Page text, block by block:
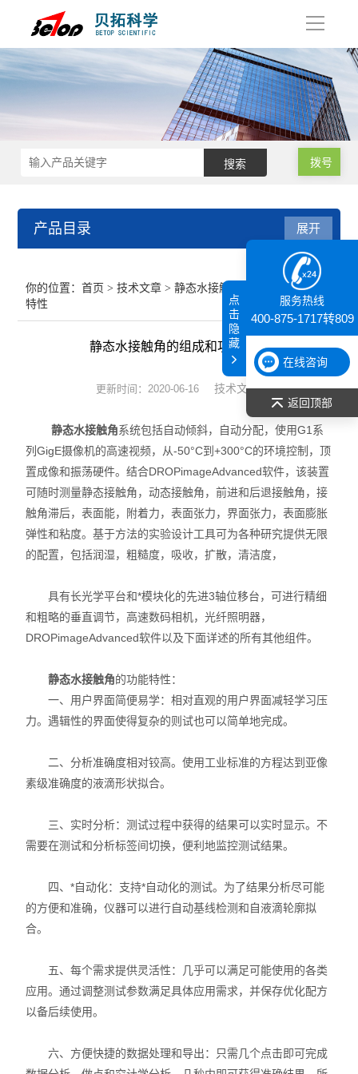
导
拨号
产品目录
纳米粒度仪
表面张力仪
光谱部件及外设
差示/热重/差热/热分析
红外光谱（IR、傅立叶）
激光粒度仪、纳米粒度仪
荧光分光光度计（分子荧光
X射线衍射仪（XRD）
激光光散射仪
电化学工作站
分析仪器-光谱
等离子清洗机
光学显微镜
展开
你的位置：首页 >技术文章 > 静态水接触角的组成和功能
特性
静态水接触角的组成和功能特性
更新时间：2020-06-16 技术文章
静态水接触角系统包括自动倾斜，自动分配，使用G1系
列GigE摄像机的高速视频，从-50°C到+300°C的环境控制，顶
置成像和振荡硬件。结合DROPimageAdvanced软件，该装置
可随时测量静态接触角，动态接触角，前进和后退接触角，接
触角滞后，表面能，附着力，表面张力，界面张力，表面膨胀
弹性和粘度。基于方法的实验设计工具可为各种研究提供无限
的配置，包括润湿，粗糙度，吸收，扩散，清洁度，
具有长光学平台和*模块化的先进3轴位移台，可进行精细
和粗略的垂直调节，高速数码相机，光纤照明器，
DROPimageAdvanced软件以及下面详述的所有其他组件。
静态水接触角的功能特性：
一、用户界面简便易学：相对直观的用户界面减轻学习压
力。遇辑性的界面使得复杂的则试也可以简单地完成。
二、分析准确度相对铰高。使用工业标准的方程达到亚像
素级准确度的液滴形状拟合。
三、实时分析：测试过程中获得的结果可以实时显示。不
需要在测试和分析标签间切换，便利地监控测试结果。
四、*自动化：支持*自动化的测试。为了结果分析尽可能
的方便和准确，仪器可以进行自动基线检测和自液滴轮廓拟
合。
五、每个需求提供灵活性：几乎可以满足可能使用的各类
应用。通过调整测试参数满足具体应用需求，并保存优化配方
以备后续使用。
六、方便快捷的数据处理和导出：只需几个点击即可完成
服务热线
400-875-1717转809
在线咨询
返回顶部
点
击
隐
藏